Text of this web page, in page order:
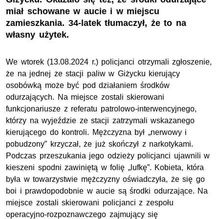
miał schowane w aucie i w miejscu
zamieszkania. 34-latek tłumaczył, że to na
własny użytek.
We wtorek (13.08.2024 r.) policjanci otrzymali zgłoszenie,
że na jednej ze stacji paliw w Giżycku kierujący
osobówką może być pod działaniem środków
odurzających. Na miejsce zostali skierowani
funkcjonariusze z referatu patrolowo-interwencyjnego,
którzy na wyjeździe ze stacji zatrzymali wskazanego
kierującego do kontroli. Mężczyzna był „nerwowy i
pobudzony” krzyczał, że już skończył z narkotykami.
Podczas przeszukania jego odzieży policjanci ujawnili w
kieszeni spodni zawiniętą w folię „lufkę”. Kobieta, która
była w towarzystwie mężczyzny oświadczyła, że się go
boi i prawdopodobnie w aucie są środki odurzające. Na
miejsce zostali skierowani policjanci z zespołu
operacyjno-rozpoznawczego zajmujący się